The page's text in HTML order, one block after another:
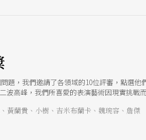
題，我們邀請了各領域的10位評審，點選
波高峰，我們所喜愛的表演藝術因現實挑戰
場域；它們在非常規演出空間，充分因應
，它們不炫技，依然在劇院空間中專注於
黃蘭貴、小樹、吉米布蘭卡、魏琬容、詹傑